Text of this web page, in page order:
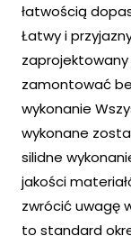
łatwością
Łatwy i
zaprojektowany
zamontować
wykonanie
wykonane
silidne
jakości
zwrócić uwagę
to standard